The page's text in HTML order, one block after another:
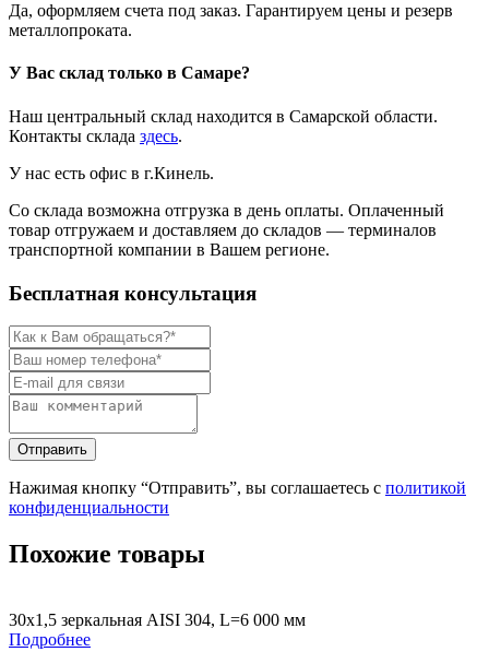
Да, оформляем счета под заказ. Гарантируем цены и резерв
металлопроката.
У Вас склад только в Самаре?
Наш центральный склад находится в Самарской области.
Контакты склада здесь.
У нас есть офис в г.Кинель.
Со склада возможна отгрузка в день оплаты. Оплаченный
товар отгружаем и доставляем до складов — терминалов
транспортной компании в Вашем регионе.
Бесплатная консультация
Нажимая кнопку “Отправить”, вы соглашаетесь с политикой
конфиденциальности
Похожие товары
30х1,5 зеркальная AISI 304, L=6 000 мм
Подробнее